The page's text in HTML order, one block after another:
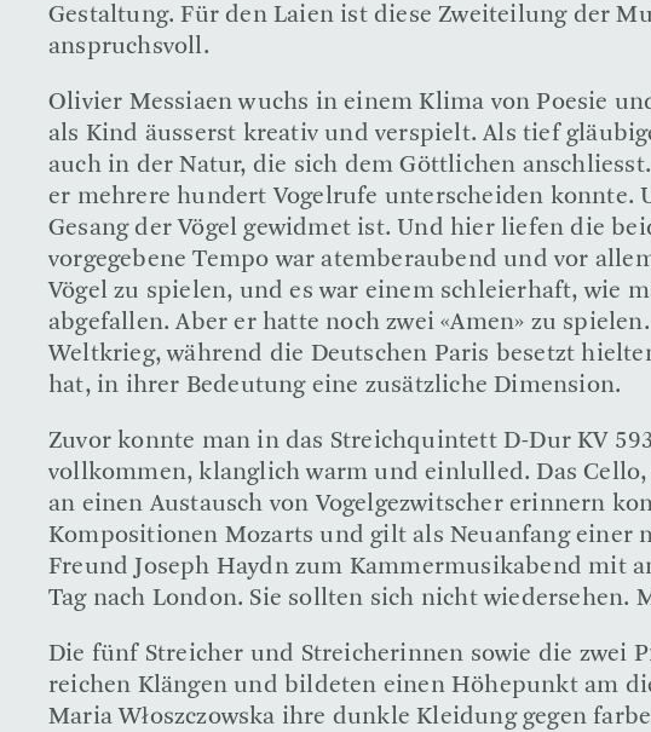
Gestaltung. Für den Laien ist diese Zweiteilung der
anspruchsvoll.
Olivier Messiaen wuchs in einem Klima von Poesie
als Kind äusserst kreativ und verspielt. Als tief
auch in der Natur, die sich dem Göttlichen
er mehrere hundert Vogelrufe unterscheiden konnte.
Gesang der Vögel gewidmet ist. Und hier liefen die
vorgegebene Tempo war atemberaubend und vor
Vögel zu spielen, und es war einem schleierhaft, wie
abgefallen. Aber er hatte noch zwei «Amen» zu
Weltkrieg, während die Deutschen Paris besetzt
hat, in ihrer Bedeutung eine zusätzliche Dimension.
Zuvor konnte man in das Streichquintett D-Dur KV
vollkommen, klanglich warm und einlulled. Das
an einen Austausch von Vogelgezwitscher erinnern
Kompositionen Mozarts und gilt als Neuanfang einer
Freund Joseph Haydn zum Kammermusikabend mit
Tag nach London. Sie sollten sich nicht wiedersehen.
Die fünf Streicher und Streicherinnen sowie die zwei
reichen Klängen und bildeten einen Höhepunkt am
Maria Włoszczowska ihre dunkle Kleidung gegen